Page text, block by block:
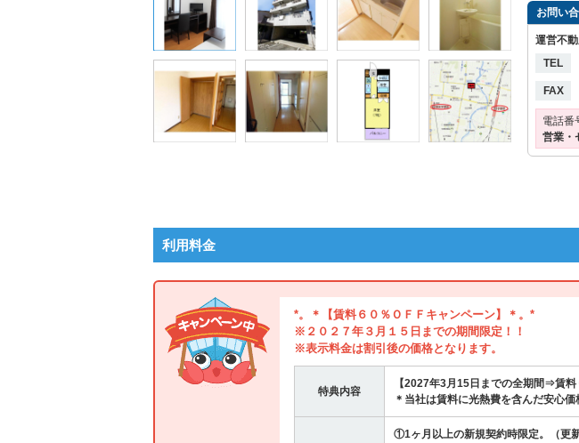
お問い
運営不動
TEL
FAX
電話番
営業・
利用料金
*。＊【賃料６０％ＯＦＦキャンペーン】＊。*
※２０２７年３月１５日までの期間限定！！
※表示料金は割引後の価格となります。
特典内容
【2027年3月15日までの全期間⇒賃料
＊当社は賃料に光熱費を含んだ安心価
①1ヶ月以上の新規契約時限定。（更